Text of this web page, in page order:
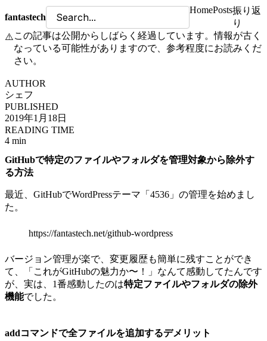
fantastech
HomePosts振り返
り
⚠️この記事は公開からしばらく経過しています。情報が古く
なっている可能性がありますので、参考程度にお読みくだ
さい。
AUTHOR
シェフ
PUBLISHED
2019年1月18日
READING TIME
4 min
GitHubで特定のファイルやフォルダを管理対象から除外す
る方法
最近、GitHubでWordPressテーマ「4536」の管理を始めまし
た。
https://fantastech.net/github-wordpress
バージョン管理が楽で、変更履歴も簡単に残すことができ
て、「これがGitHubの魅力か〜！」なんて感動してたんです
が、実は、1番感動したのは特定ファイルやフォルダの除外
機能でした。
addコマンドで全ファイルを追加するデメリット